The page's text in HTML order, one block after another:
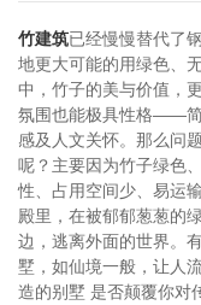
竹建筑已经慢慢替代了
地更大可能的用绿色、
中，竹子的美与价值，
氛围也能极具性格——简
感及人文关怀。那么问
呢？主要因为竹子绿色
性、占用空间少、易运
殿里，在被郁郁葱葱的
边，逃离外面的世界。
墅，如仙境一般，让人
造的别墅 是否颠覆你对